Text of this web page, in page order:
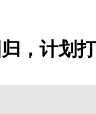
，计划